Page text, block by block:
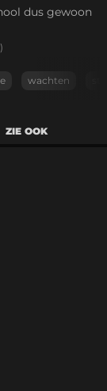
dus gewoon
wachten
ZIE OOK